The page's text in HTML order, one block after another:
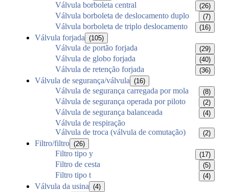
Válvula borboleta central (26)
Válvula borboleta de deslocamento duplo (7)
Válvula borboleta de triplo deslocamento (16)
Válvula forjada (105)
Válvula de portão forjada (29)
Válvula de globo forjada (40)
Válvula de retenção forjada (36)
Válvula de segurança/válvula (16)
Válvula de segurança carregada por mola (8)
Válvula de segurança operada por piloto (2)
Válvula de segurança balanceada (4)
Válvula de respiração
Válvula de troca (válvula de comutação)
(2)
Filtro/filtro (26)
Filtro tipo y (17)
Filtro de cesta (5)
Filtro tipo t (4)
Válvula da usina (4)